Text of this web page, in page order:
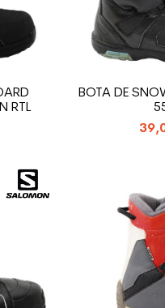
RTL
BOTA DE